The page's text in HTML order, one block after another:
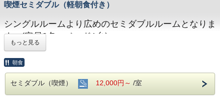
●満室の場合でも空きがある場合もございます。お電
●キャンセルにつきましては、ご宿泊開始日を起算と
し以下の通り申し受けます。
・ご宿泊日二日前まで・・・ 無料
・ご宿泊日前日・・・ 宿泊料金の30%
・ご宿泊日当日、連絡なき不泊・・・ 宿泊料金の
100%
喫煙セミダブル（軽朝食付き）
シングルルームより広めのセミダブルルームとなりま
す。(定員2名・ベッド1台)
●軽朝食付きのプランのみとなります。
※ご利用時間：朝6:30～8:30(最終入場)
●駐車料金は一律\300/1台1泊となります。
大型車等でお越しの方は、ご要望欄にその旨記載をお
もっと見る
朝食
セミダブル（喫煙） 12,000円～ /室